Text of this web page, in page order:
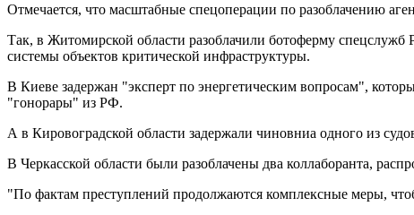
Отмечается, что масштабные спецоперации по разоблачению
Так, в Житомирской области разоблачили ботоферму спецслужб
системы объектов критической инфраструктуры.
В Киеве задержан "эксперт по энергетическим вопросам",
"гонорары" из РФ.
А в Кировоградской области задержали чиновниа одного из
В Черкасской области были разоблачены два коллаборанта,
"По фактам преступлений продолжаются комплексные меры,